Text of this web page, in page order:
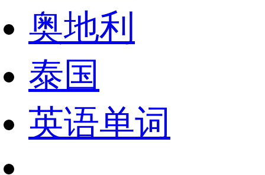
奥地利
泰国
英语单词